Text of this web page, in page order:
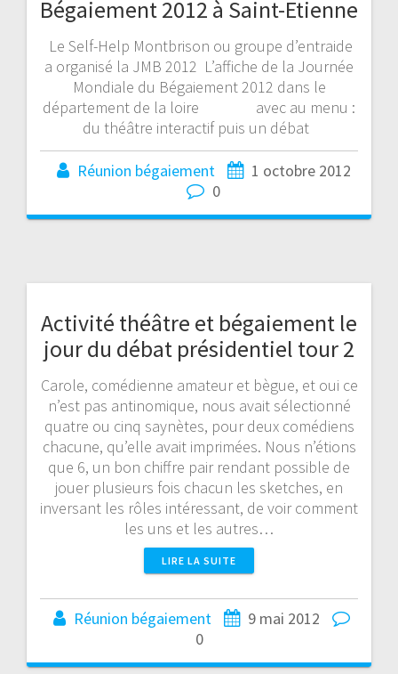
Bégaiement 2012 à Saint-Etienne
Le Self-Help Montbrison ou groupe d’entraide
a organisé la JMB 2012 L’affiche de la Journée
Mondiale du Bégaiement 2012 dans le
département de la loire avec au menu :
du théâtre interactif puis un débat
Réunion bégaiement
1 octobre 2012
0
Activité théâtre et bégaiement le
jour du débat présidentiel tour 2
Carole, comédienne amateur et bègue, et oui ce
n’est pas antinomique, nous avait sélectionné
quatre ou cinq saynètes, pour deux comédiens
chacune, qu’elle avait imprimées. Nous n’étions
que 6, un bon chiffre pair rendant possible de
jouer plusieurs fois chacun les sketches, en
inversant les rôles intéressant, de voir comment
les uns et les autres…
LIRE LA SUITE
Réunion bégaiement
9 mai 2012
0